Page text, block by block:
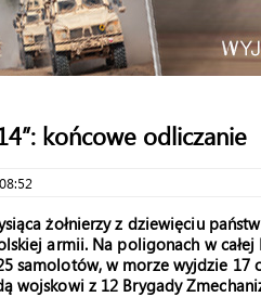
końcowe odliczanie
żołnierzy z dziewięciu
armii. Na poligonach w
samolotów, w morze wyjdzie 17
wojskowi z 12 Brygady